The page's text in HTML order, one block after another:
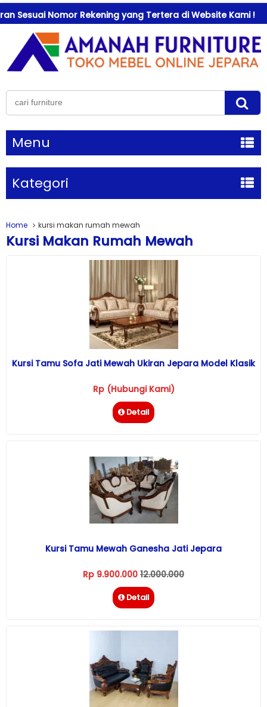
Nomor Rekening yang Tertera di Website Kami !
Menu
Kategori
Home kursi makan rumah mewah
Kursi Makan Rumah Mewah
Kursi Tamu Sofa Jati Mewah Ukiran Jepara Model Klasik
Rp (Hubungi Kami)
Detail
Kursi Tamu Mewah Ganesha Jati Jepara
Rp 9.900.000 12.000.000
Detail